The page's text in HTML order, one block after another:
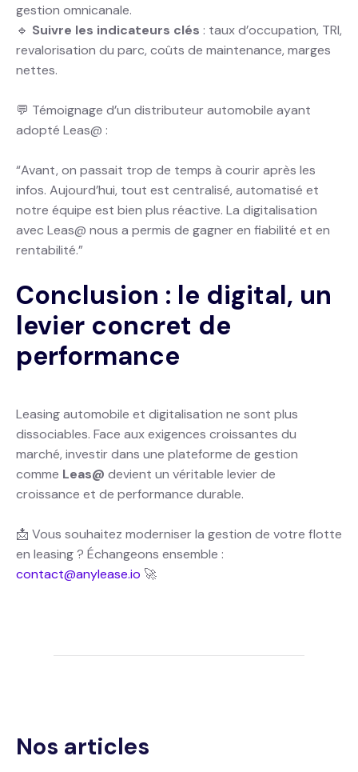
gestion omnicanale.
🔹 Suivre les indicateurs clés : taux d’occupation, TRI,
revalorisation du parc, coûts de maintenance, marges
nettes.
💬 Témoignage d’un distributeur automobile ayant
adopté Leas@ :
“Avant, on passait trop de temps à courir après les
infos. Aujourd’hui, tout est centralisé, automatisé et
notre équipe est bien plus réactive. La digitalisation
avec Leas@ nous a permis de gagner en fiabilité et en
rentabilité.”
Conclusion : le digital, un
levier concret de
performance
Leasing automobile et digitalisation ne sont plus
dissociables. Face aux exigences croissantes du
marché, investir dans une plateforme de gestion
comme Leas@ devient un véritable levier de
croissance et de performance durable.
📩 Vous souhaitez moderniser la gestion de votre flotte
en leasing ? Échangeons ensemble :
contact@anylease.io 🚀
Nos articles